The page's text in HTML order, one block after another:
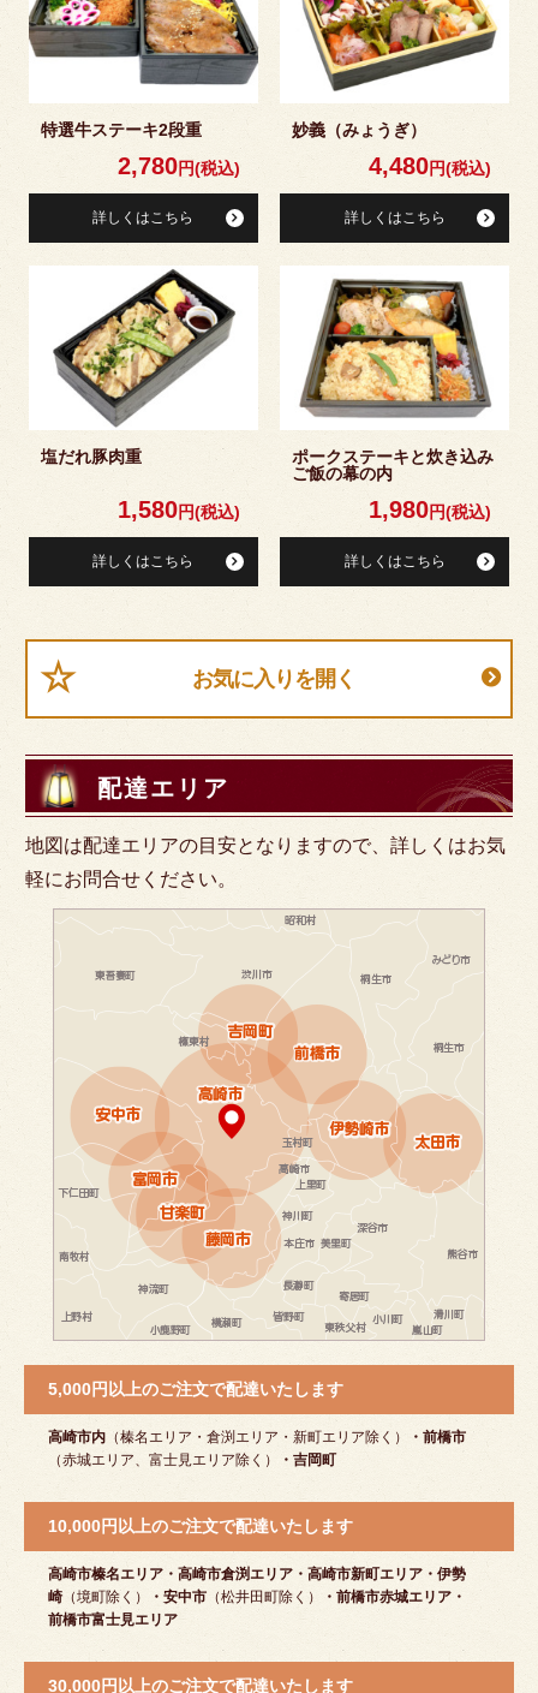
特選牛ステーキ2段重
2,780円(税込)
詳しくはこちら
妙義（みょうぎ）
4,480 円(税込)
詳しくはこちら
塩だれ豚肉重
1,580円(税込)
詳しくはこちら
ポークステーキと炊き込み
ご飯の幕の内
1,980 円(税込)
詳しくはこちら
お気に入りを開く
配達エリア
地図は配達エリアの目安となりますので、詳しくはお気
軽にお問合せください。
5,000円以上のご注文で配達いたします
高崎市内（榛名エリア・倉渕エリア・新町エリア除く）
・前橋市
（赤城エリア、富士見エリア除く）
・吉岡町
10,000円以上のご注文で配達いたします
高崎市榛名エリア・高崎市倉渕エリア・高崎市新町エリア・伊勢
崎（境町除く） ・安中市（松井田町除く）
・前橋市赤城エリア・
前橋市富士見エリア
30,000円以上のご注文で配達いたします